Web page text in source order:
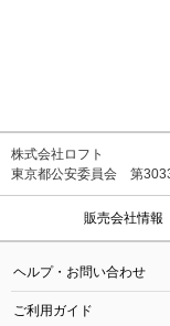
株式会社ロフト
東京都公安委員会 第
販売会社情報
ヘルプ・お問い合わせ
ご利用ガイド